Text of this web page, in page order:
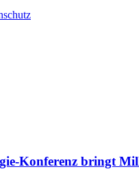
Konferenz bringt